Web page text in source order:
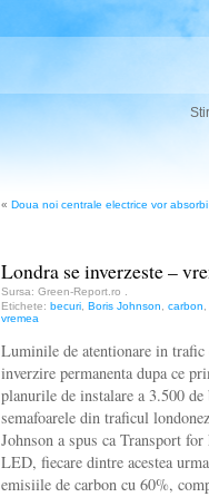
« Doua noi centrale electrice vor
Londra se inverzeste –
Sursa: Green-Report.ro
Etichete: becuri Boris Johnson carbon
vremea
Luminile de atentionare in
inverzire permanenta dupa ce
planurile de instalare a 3.500
semafoarele din traficul
Johnson a spus ca Transport
LED, fiecare dintre acestea
emisiile de carbon cu 60%,